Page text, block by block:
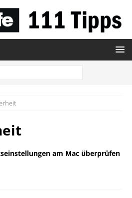
am Mac überprüfen